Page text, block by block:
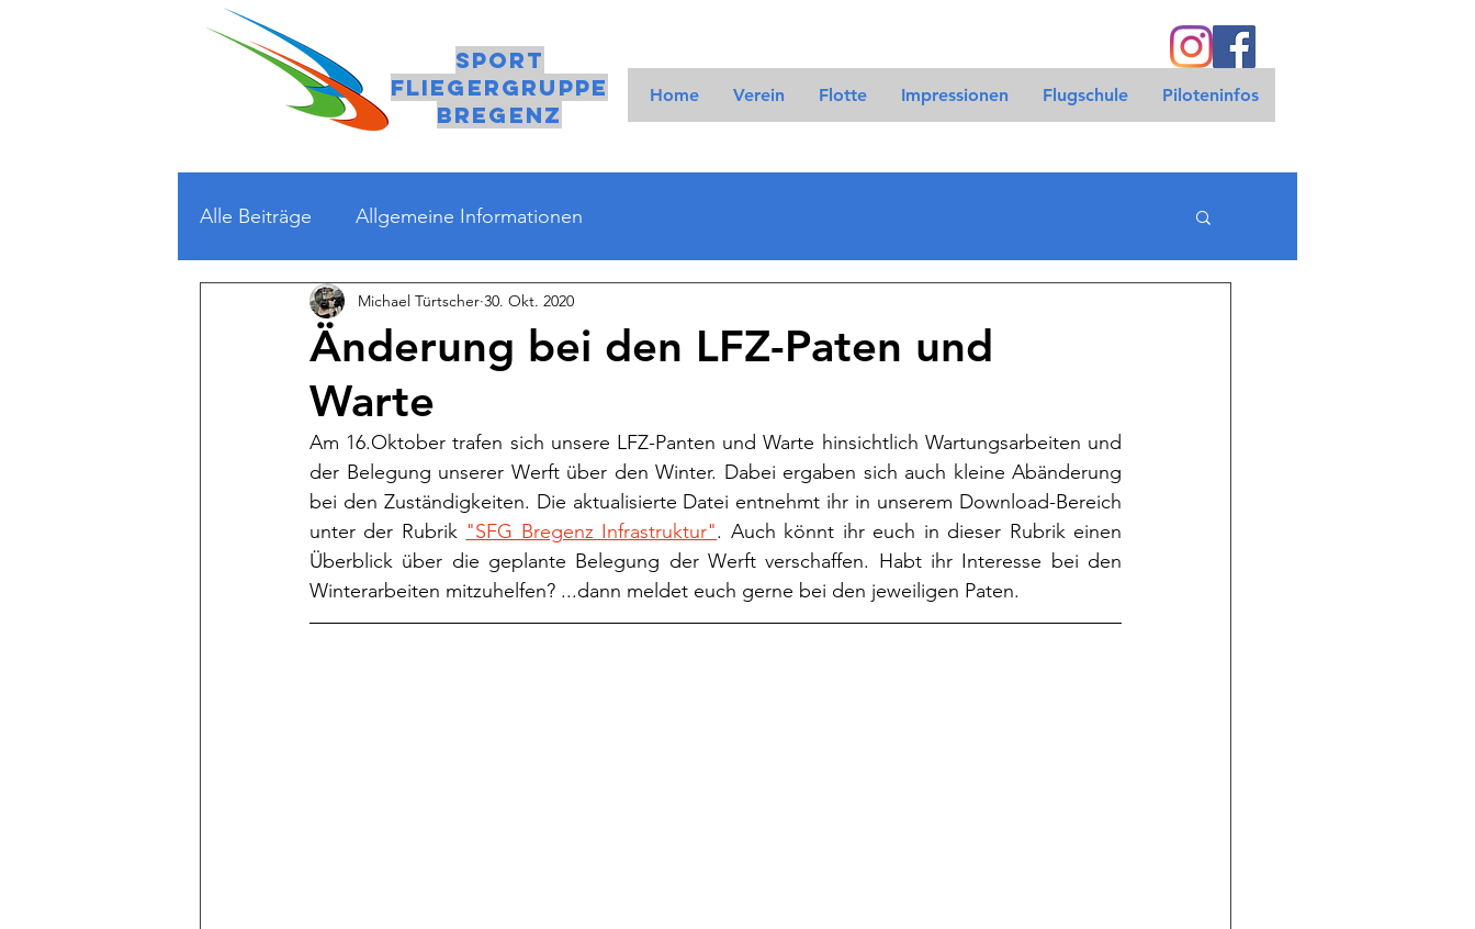
Sport
fliegergruppe
Bregenz
Home Verein Flotte Impressionen Flugschule Piloteninfos
Alle Beiträge Allgemeine Informationen
Änderung bei den LFZ-Paten und
Warte
Michael Türtscher 30. Okt. 2020
Am 16.Oktober trafen sich unsere LFZ-Panten und Warte hinsichtlich Wartungsarbeiten und
der Belegung unserer Werft über den Winter. Dabei ergaben sich auch kleine Abänderung
bei den Zuständigkeiten. Die aktualisierte Datei entnehmt ihr in unserem Download-Bereich
unter der Rubrik "SFG Bregenz Infrastruktur". Auch könnt ihr euch in dieser Rubrik einen
Überblick über die geplante Belegung der Werft verschaffen. Habt ihr Interesse bei den
Winterarbeiten mitzuhelfen? ...dann meldet euch gerne bei den jeweiligen Paten.